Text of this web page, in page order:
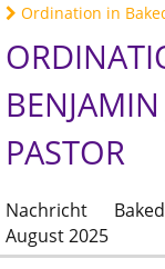
Ordination in
PASTOR
Nachricht
August 2025